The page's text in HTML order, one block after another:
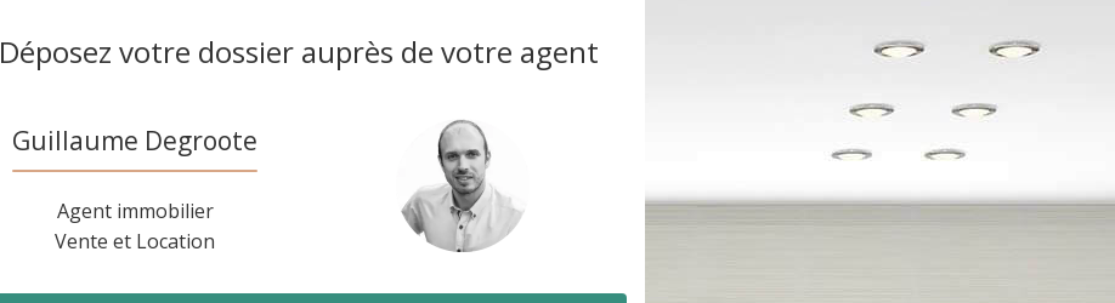
Déposez votre dossier auprès de votre agent
Guillaume Degroote
Agent immobilier
Vente et Location